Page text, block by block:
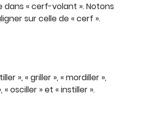
dans « cerf-volant ». Notons
sur celle de « cerf ».
», « griller », « mordiller »,
osciller » et « instiller ».